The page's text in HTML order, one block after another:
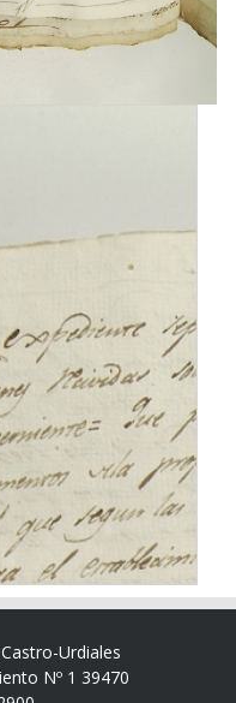
Urdiales
Nº 1 39470